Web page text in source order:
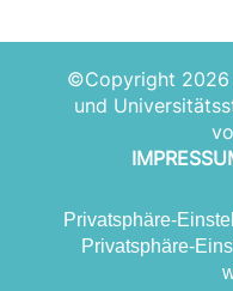
©Copyright 2026
und
Privatsphäre-
Privatsphäre-